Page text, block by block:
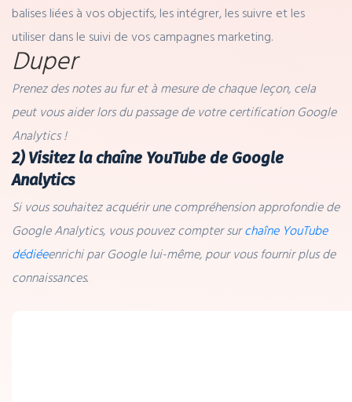
balises liées à vos objectifs, les intégrer, les suivre et les
utiliser dans le suivi de vos campagnes marketing.
Duper
Prenez des notes au fur et à mesure de chaque leçon, cela
peut vous aider lors du passage de votre certification Google
Analytics !
2) Visitez la chaîne YouTube de Google
Analytics
Si vous souhaitez acquérir une compréhension approfondie de
Google Analytics, vous pouvez compter surchaîne YouTube
dédiéeenrichi par Google lui-même, pour vous fournir plus de
connaissances.